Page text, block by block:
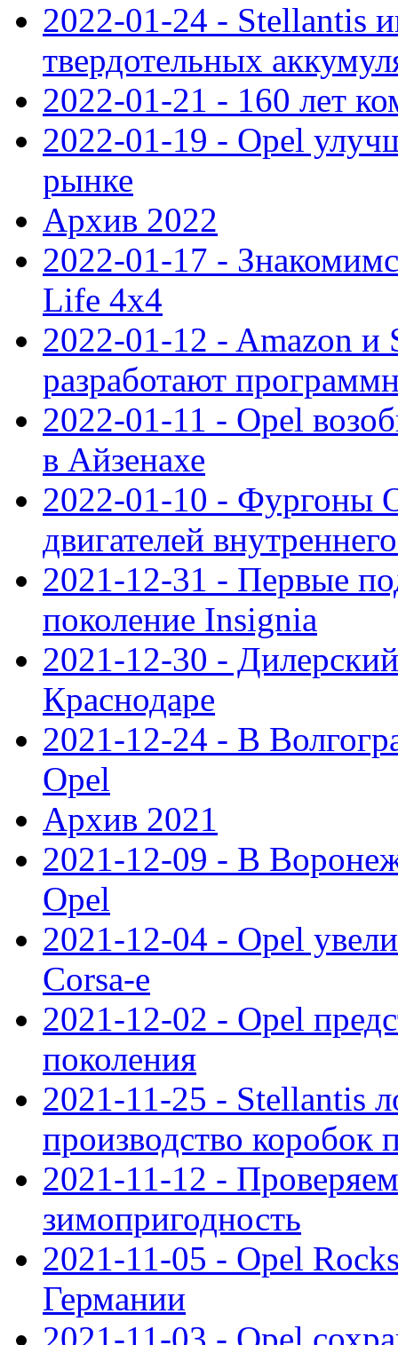
2022-01-24 - Stellantis
твердотельных
2022-01-21 - 160 лет
2022-01-19 - Opel
рынке
Архив 2022
2022-01-17 -
Life 4x4
2022-01-12 - Amazon и
разработают
2022-01-11 - Opel
в Айзенахе
2022-01-10 - Фургоны
двигателей
2021-12-31 - Первые
поколение Insignia
2021-12-30 -
Краснодаре
2021-12-24 - В
Opel
Архив 2021
2021-12-09 - В
Opel
2021-12-04 - Opel
Corsa-e
2021-12-02 - Opel
поколения
2021-11-25 - Stellantis
производство коробок
2021-11-12 -
зимопригодность
2021-11-05 - Opel
Германии